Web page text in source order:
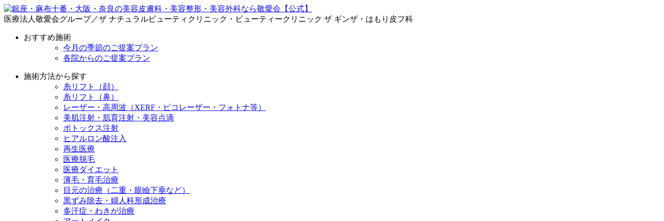
医療法人敬愛会グループ／ザ ナチュラルビューティクリニック・ビューティークリニック ザ ギンザ・はもり皮フ科
おすすめ施術
今月の季節のご提案プラン
各院からのご提案プラン
施術方法から探す
糸リフト（顔）
糸リフト（鼻）
レーザー・高周波（XERF・ピコレーザー・フォトナ等）
美肌注射・肌育注射・美容点滴
ボトックス注射
ヒアルロン酸注入
再生医療
医療脱毛
医療ダイエット
薄毛・育毛治療
目元の治療（二重・眼瞼下垂など）
黒ずみ除去・婦人科形成治療
多汗症・わきが治療